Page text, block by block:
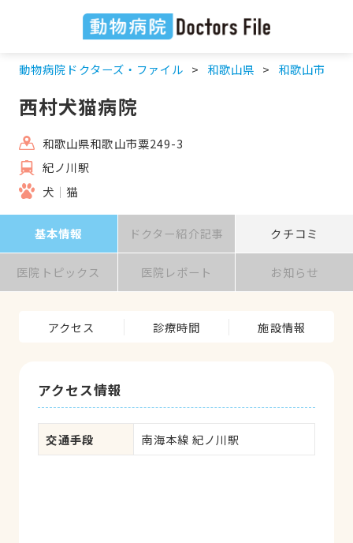
動物病院ドクターズ・ファイル 和歌山県 和歌山市
西村犬猫病院
和歌山県和歌山市粟249-3
紀ノ川駅
犬
猫
基本情報 ドクター紹介記事 クチコミ
医院トピックス 医院レポート お知らせ
アクセス 診療時間 施設情報
アクセス情報
交通手段 南海本線 紀ノ川駅